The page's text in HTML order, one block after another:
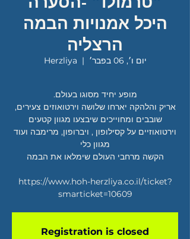
היכל אמנויות הבמה
הרצליה
יום ו׳, 06 בפבר׳
  |
Herzliya
אריק והלהקה יארחו שלושה וירטואוזים צעירים,
שובבים ומחוייכים שיבצעו מגוון קטעים
וירטואוזיים על קסילופון , ויברופון, מרימבה ועוד
https://www.hoh-herzliya.co.il/ticket?
smarticket=10609
Registration is closed